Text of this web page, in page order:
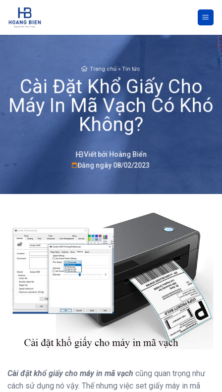
content
Trang chủ »Tin tức
Cài Đặt Khổ Giấy Cho
Máy In Mã Vạch Có Khó
Không?
Viết bởi Hoàng Biển
Đăng ngày 08/02/2023
Cài đặt khổ giấy cho máy in mã vạch cũng quan trọng như
cách sử dụng nó vậy. Thế nhưng việc set giấy máy in mã